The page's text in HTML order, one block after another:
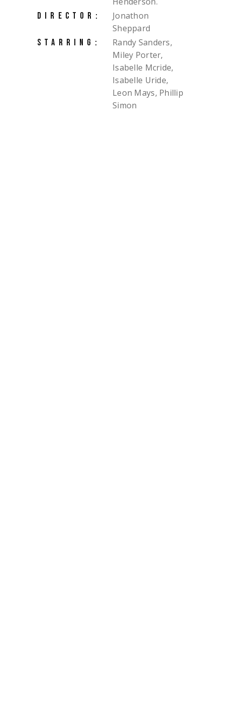
DIRECTOR:
Jonathon
Sheppard
STARRING:
Randy Sanders,
Miley Porter,
Isabelle Mcride,
Isabelle Uride,
Leon Mays, Phillip
Simon